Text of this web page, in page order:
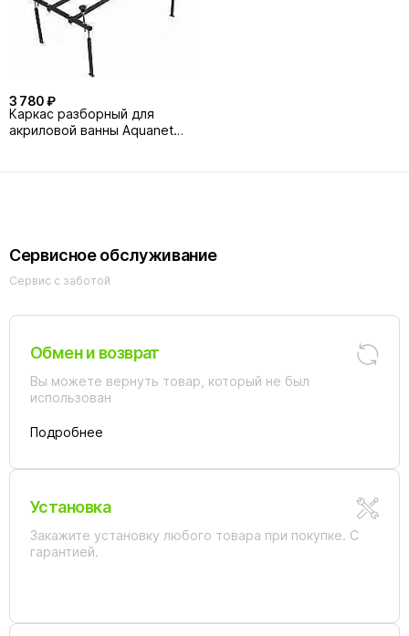
3 780 ₽
Каркас разборный для
акриловой ванны Aquanet
Сервисное обслуживание
Сервис с заботой
Обмен и возврат
Вы можете вернуть товар, который не был
использован
Подробнее
Установка
Закажите установку любого товара при покупке. С
гарантией.